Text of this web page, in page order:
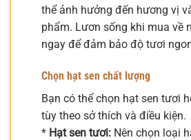
thể ảnh hưởng đến hương vị
phẩm. Lươn sống khi mua về
ngay để đảm bảo độ tươi
Chọn hạt sen chất lượng
Bạn có thể chọn hạt sen tươi
tùy theo sở thích và điều kiện.
* Hạt sen tươi: Nên chọn loại